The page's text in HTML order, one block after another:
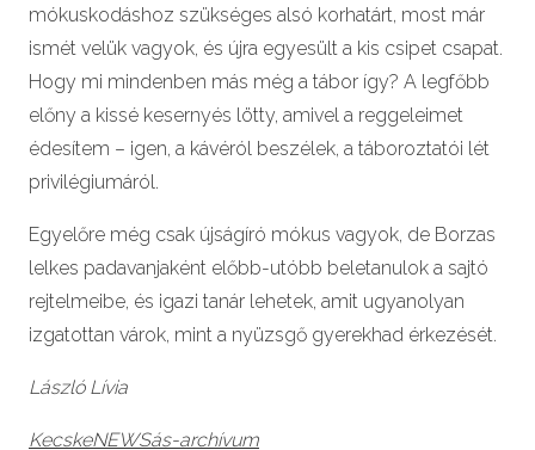
mókuskodáshoz szükséges alsó korhatárt, most már
ismét velük vagyok, és újra egyesült a kis csipet csapat.
Hogy mi mindenben más még a tábor így? A legfőbb
előny a kissé kesernyés lötty, amivel a reggeleimet
édesítem – igen, a kávéról beszélek, a táboroztatói lét
privilégiumáról.
Egyelőre még csak újságíró mókus vagyok, de Borzas
lelkes padavanjaként előbb-utóbb beletanulok a sajtó
rejtelmeibe, és igazi tanár lehetek, amit ugyanolyan
izgatottan várok, mint a nyüzsgő gyerekhad érkezését.
László Lívia
KecskeNEWSás-archívum